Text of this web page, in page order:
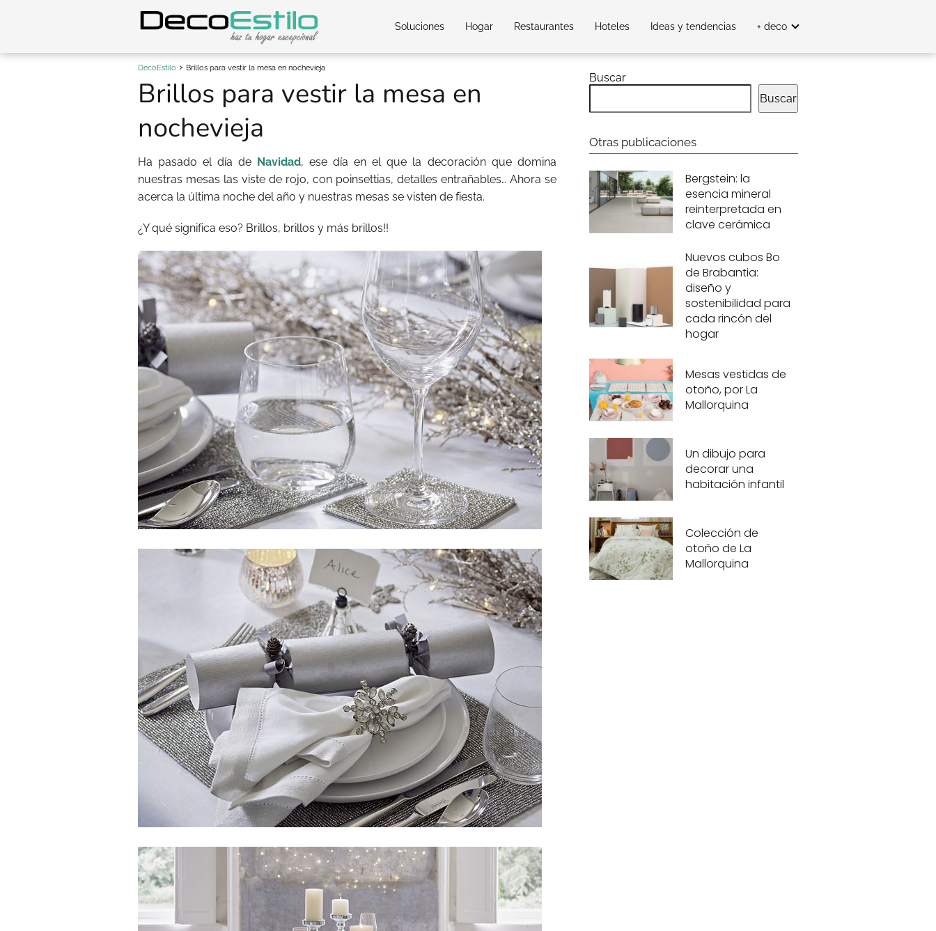
Soluciones Hogar Restaurantes Hoteles Ideas y tendencias + deco
DecoEstilo Brillos para vestir la mesa en nochevieja
Brillos para vestir la mesa en
nochevieja
Ha pasado el día de Navidad, ese día en el que la decoración que domina
nuestras mesas las viste de rojo, con poinsettias, detalles entrañables… Ahora se
acerca la última noche del año y nuestras mesas se visten de fiesta.
¿Y qué significa eso? Brillos, brillos y más brillos!!
Buscar
Buscar
Otras publicaciones
Bergstein: la
esencia mineral
reinterpretada en
clave cerámica
Nuevos cubos Bo
de Brabantia:
diseño y
sostenibilidad para
cada rincón del
hogar
Mesas vestidas de
otoño, por La
Mallorquina
Un dibujo para
decorar una
habitación infantil
Colección de
otoño de La
Mallorquina